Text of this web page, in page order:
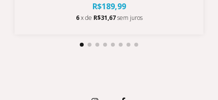
R$189,99
6 x de R$31,67 sem juros